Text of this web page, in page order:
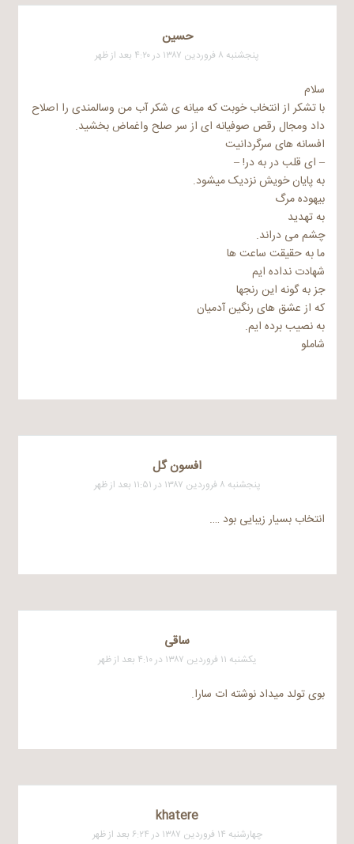
حسين
پنجشنبه ۸ فروردین ۱۳۸۷ در ۴:۲۰ بعد از ظهر
سلام
با تشکر از انتخاب خوبت که میانه ی شکر آب من وسالمندی را اصلاح
داد ومجال رقص صوفیانه ای از سر صلح واغماض بخشید.
افسانه های سرگردانیت
– ای قلب در به در! –
به پایان خویش نزدیک میشود.
بیهوده مرگ
به تهدید
چشم می دراند.
ما به حقیقت ساعت ها
شهادت نداده ایم
جز به گونه این رنجها
که از عشق های رنگین آدمیان
به نصیب برده ایم.
شاملو
افسون گل
پنجشنبه ۸ فروردین ۱۳۸۷ در ۱۱:۵۱ بعد از ظهر
انتخاب بسیار زیبایی بود ….
ساقی
یکشنبه ۱۱ فروردین ۱۳۸۷ در ۴:۱۰ بعد از ظهر
بوی تولد میداد نوشته ات سارا.
khatere
چهارشنبه ۱۴ فروردین ۱۳۸۷ در ۶:۲۴ بعد از ظهر